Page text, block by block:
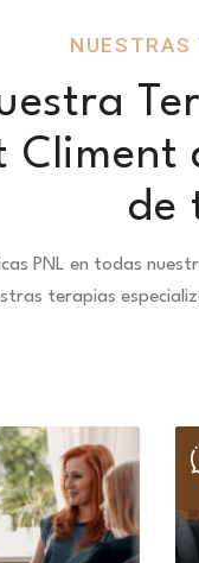
NUESTRAS
de
PNL en todas
terapias